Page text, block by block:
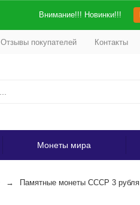
Внимание!!! Новинки!!!
Отзывы покупателей Контакты
Монеты мира
Памятные монеты СССР 3 рубля